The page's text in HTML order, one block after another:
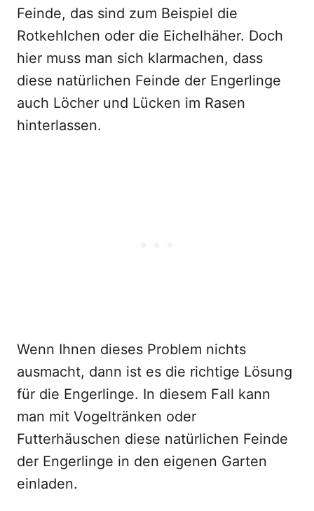
Feinde, das sind zum Beispiel die
Rotkehlchen oder die Eichelhäher. Doch
hier muss man sich klarmachen, dass
diese natürlichen Feinde der Engerlinge
auch Löcher und Lücken im Rasen
hinterlassen.
Wenn Ihnen dieses Problem nichts
ausmacht, dann ist es die richtige Lösung
für die Engerlinge. In diesem Fall kann
man mit Vogeltränken oder
Futterhäuschen diese natürlichen Feinde
der Engerlinge in den eigenen Garten
einladen.